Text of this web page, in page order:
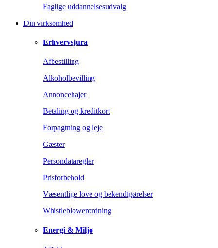
Faglige uddannelsesudvalg
Din virksomhed
Erhvervsjura
Afbestilling
Alkoholbevilling
Annoncehajer
Betaling og kreditkort
Forpagtning og leje
Gæster
Persondataregler
Prisforbehold
Væsentlige love og bekendtgørelser
Whistleblowerordning
Energi & Miljø